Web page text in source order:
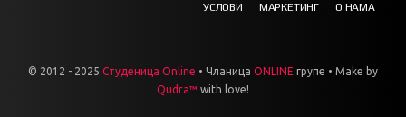
УСЛОВИ МАРКЕТИНГ О НАМА
© 2012 - 2025 Студеница Online • Чланица ONLINE групе • Make by
Qudra™ with love!